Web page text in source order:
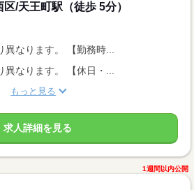
/天王町駅（徒歩 5分）
なります。 【勤務時...
なります。 【休日・...
もっと見る
求人詳細を見る
1週間以内公開